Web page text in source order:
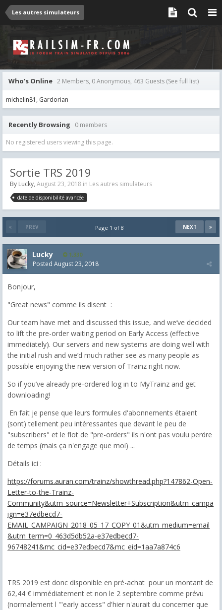
Les autres simulateurs
Who's Online 2 Members, 0 Anonymous, 463 Guests (See full list)
michelin81 Gardorian
Recently Browsing 0 members
No registered users viewing this page.
Sortie TRS 2019
By Lucky, August 23, 2018 in Les autres simulateurs
date de disponibilité avancée
PREV NEXT
Page 1 of 8
Lucky 1,330
Posted August 23, 2018
Bonjour,
"Great news" comme ils disent :
Our team have met and discussed this issue, and we’ve decided
to lift the pre-order waiting period on Early Access (effective
immediately). Our servers and new systems are doing well with
the initial rush and we’d much rather see as many people as
possible enjoying the new version of Trainz right now.
So if you’ve already pre-ordered log in to MyTrainz and get
downloading!
En fait je pense que leurs formules d'abonnements étaient
(sont) tellement peu intéressantes que devant le peu de
"subscribers" et le flot de "pre-orders" ils n'ont pas voulu perdre
de temps (mais ça n'engage que moi) ...
Détails ici :
https://forums.auran.com/trainz/showthread.php?147862-Open-
Letter-to-the-Trainz-
Community&utm_source=Newsletter+Subscription&utm_campa
ign=e37edbecd7-
EMAIL_CAMPAIGN_2018_05_17_COPY_01&utm_medium=email
&utm_term=0_463d5db52a-e37edbecd7-
96748241&mc_cid=e37edbecd7&mc_eid=1aa7a874c6
TRS 2019 est donc disponible en pré-achat pour un montant de
62,44 € immédiatement et non le 2 septembre comme prévu
(normalement l '"early access" d'hier n'aurait du concerner que